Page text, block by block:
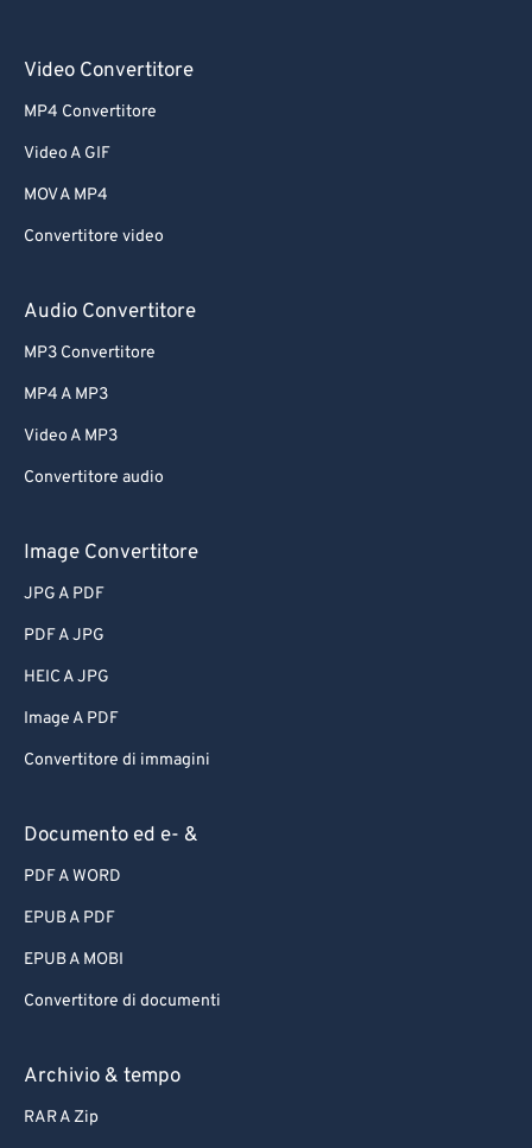
Video Convertitore
MP4 Convertitore
Video A GIF
MOV A MP4
Convertitore video
Audio Convertitore
MP3 Convertitore
MP4 A MP3
Video A MP3
Convertitore audio
Image Convertitore
JPG A PDF
PDF A JPG
HEIC A JPG
Image A PDF
Convertitore di immagini
Documento ed e- &
PDF A WORD
EPUB A PDF
EPUB A MOBI
Convertitore di documenti
Archivio & tempo
RAR A Zip